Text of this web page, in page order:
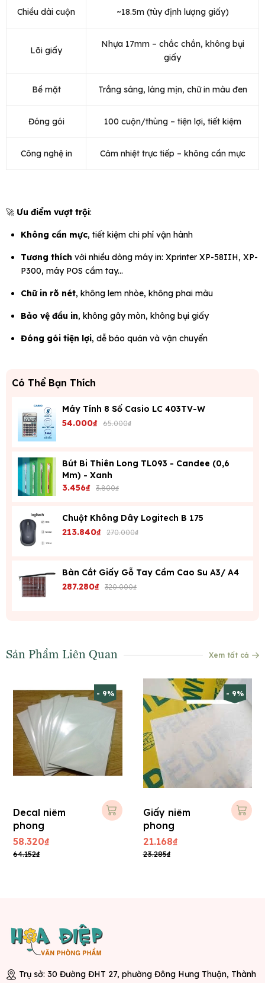
Chiều dài cuộn ~18.5m (tùy định lượng giấy)
Lõi giấy
Nhựa 17mm – chắc chắn, không bụi
giấy
Bề mặt Trắng sáng, láng mịn, chữ in màu đen
Đóng gói 100 cuộn/thùng – tiện lợi, tiết kiệm
Công nghệ in Cảm nhiệt trực tiếp – không cần mực
🚀 Ưu điểm vượt trội:
Không cần mực, tiết kiệm chi phí vận hành
Tương thích với nhiều dòng máy in: Xprinter XP-58IIH, XP-
P300, máy POS cầm tay...
Chữ in rõ nét, không lem nhòe, không phai màu
Bảo vệ đầu in, không gây mòn, không bụi giấy
Đóng gói tiện lợi, dễ bảo quản và vận chuyển
Có Thể Bạn Thích
Máy Tính 8 Số Casio LC 403TV-W
54.000₫ 65.000₫
Bút Bi Thiên Long TL093 - Candee (0,6
Mm) - Xanh
3.456₫ 3.800₫
Chuột Không Dây Logitech B 175
213.840₫ 270.000₫
Bàn Cắt Giấy Gỗ Tay Cầm Cao Su A3/ A4
287.280₫ 320.000₫
Sản Phẩm Liên Quan Xem tất cả
- 9%
Decal niêm
phong
58.320₫
64.152₫
- 9%
Giấy niêm
phong
21.168₫
23.285₫
Trụ sở: 30 Đường ĐHT 27, phường Đông Hưng Thuận, Thành